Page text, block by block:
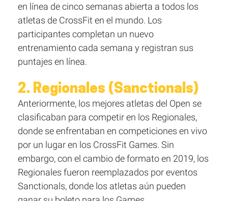
en línea de cinco semanas abierta a todos los
atletas de CrossFit en el mundo. Los
participantes completan un nuevo
entrenamiento cada semana y registran sus
puntajes en línea.
2. Regionales (Sanctionals)
Anteriormente, los mejores atletas del Open se
clasificaban para competir en los Regionales,
donde se enfrentaban en competiciones en vivo
por un lugar en los CrossFit Games. Sin
embargo, con el cambio de formato en 2019, los
Regionales fueron reemplazados por eventos
Sanctionals, donde los atletas aún pueden